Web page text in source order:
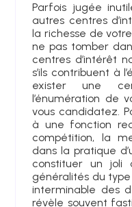
Parfois jugée
autres centres
la richesse de
ne pas tomber
centres d’intérêt
s’ils contribuent à
exister une
l’énumération de
vous candidatez.
à une fonction
compétition, la
dans la pratique
constituer un joli
généralités du type
interminable des
révèle souvent